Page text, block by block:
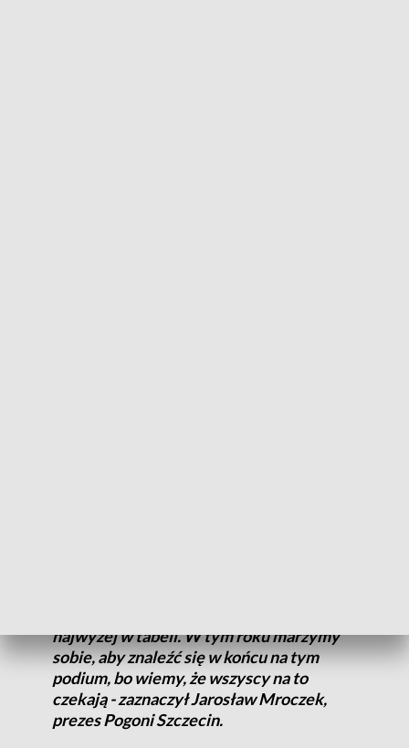
najwyżej w tabeli. W tym roku marzymy
sobie, aby znaleźć się w końcu na tym
podium, bo wiemy, że wszyscy na to
czekają - zaznaczył Jarosław Mroczek,
prezes Pogoni Szczecin.